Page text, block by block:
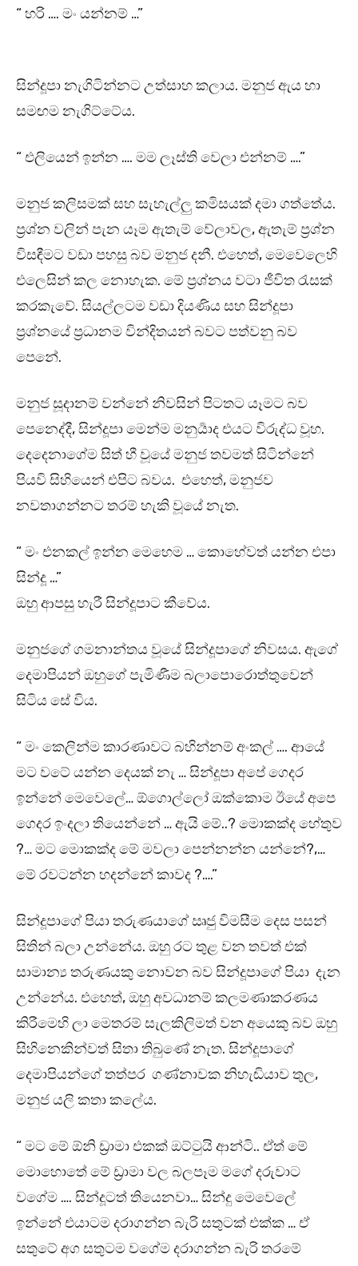
“ හරි …. මං යන්නම් …”
සින්දූපා නැගිටින්නට උත්සාහ කලාය. මනුජ ඇය හා
සමඟම නැගිට්ටේය.
“ එලියෙන් ඉන්න …. මම ලෑස්ති වෙලා එන්නම් ….”
මනුජ කලිසමක් සහ සැහැල්ලු කමිසයක් දමා ගත්තේය.
ප්‍රශ්න වලින් පැන යෑම ඇතැම් වේලාවල, ඇතැම් ප්‍රශ්න
විසඳීමට වඩා පහසු බව මනුජ දනී. එහෙත්, මෙවෙලෙහි
එලෙසින් කල නොහැක. මේ ප්‍රශ්නය වටා ජීවිත රැසක්
කරකැවේ. සියල්ලටම වඩා දියණිය සහ සින්දූපා
ප්‍රශ්නයේ ප්‍රධානම වින්දිතයන් බවට පත්වනු බව
පෙනේ.
මනුජ සූදානම් වන්නේ නිවසින් පිටතට යෑමට බව
පෙනෙද්දී, සින්දූපා මෙන්ම මනුර්‍යාද එයට විරුද්ධ වූහ.
දෙදෙනාගේම සිත් හී වූයේ මනුජ තවමත් සිටින්නේ
පියවි සිහියෙන් එපිට බවය. එහෙත්, මනුජව
නවතාගන්නට තරම් හැකි වූයේ නැත.
“ මං එනකල් ඉන්න මෙහෙම … කොහේවත් යන්න එපා
සින්දූ …”
ඔහු ආපසු හැරී සින්දූපාට කීවේය.
මනුජගේ ගමනාන්තය වූයේ සින්දූපාගේ නිවසය. ඇගේ
දෙමාපියන් ඔහුගේ පැමිණීම බලාපොරොත්තුවෙන්
සිටිය සේ විය.
“ මං කෙලින්ම කාරණාවට බහින්නම් අංකල් …. ආයේ
මට වටේ යන්න දෙයක් නැ … සින්දූපා අපේ ගෙදර
ඉන්නේ මෙවෙලේ… ඕගොල්ලෝ ඔක්කොම ඊයේ අපෙ
ගෙදර ඉංදලා තියෙන්නේ … ඇයි මේ..? මොකක්ද හේතුව
?… මට මොකක්ද මේ මවලා පෙන්නන්න යන්නේ?,…
මේ රවටන්න හදන්නේ කාවද ?….”
සින්දූපාගේ පියා තරුණයාගේ ඍජු විමසීම දෙස පසන්
සිතින් බලා උන්නේය. ඔහු රට තුළ වන තවත් එක්
සාමාන්‍ය තරුණයකු නොවන බව සින්දූපාගේ පියා දැන
උන්නේය. එහෙත්, ඔහු අවධානම් කලමණාකරණය
කිරීමෙහි ලා මෙතරම් සැලකිලිමත් වන අයෙකු බව ඔහු
සිහිනෙකින්වත් සිතා තිබුණේ නැත. සින්දූපාගේ
දෙමාපියන්ගේ තත්පර ගණ්නාවක නිහැඬියාව තුල,
මනුජ යලි කතා කලේය.
“ මට මේ ඕනි ඩ්‍රාමා එකක් ඔට්ටුයි ආන්ටි.. ඒත් මේ
මොහොතේ මේ ඩ්‍රාමා වල බලපෑම මගේ දරුවාට
වගේම …. සින්දූටත් තියෙනවා… සින්දු මෙවෙලේ
ඉන්නේ එයාටම දරාගන්න බැරි සතුටක් එක්ක … ඒ
සතුටේ අග සතුටම වගේම දරාගන්න බැරි තරමේ